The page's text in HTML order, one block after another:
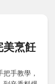
美烹飪
手教學，